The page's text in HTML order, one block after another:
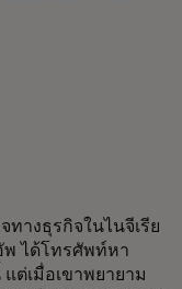
างธุรกิจในไนจีเรีย
ได้โทรศัพท์หา
ต่เมื่อเขาพยายาม